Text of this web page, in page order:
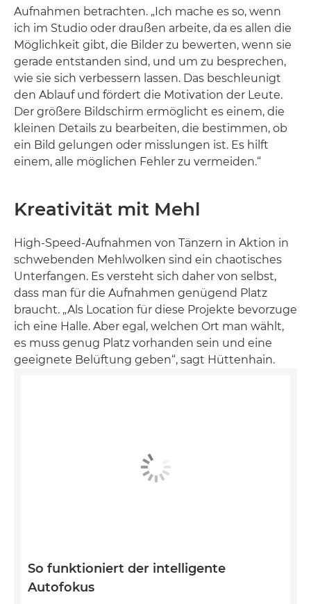
Aufnahmen betrachten. „Ich mache es so, wenn
ich im Studio oder draußen arbeite, da es allen die
Möglichkeit gibt, die Bilder zu bewerten, wenn sie
gerade entstanden sind, und um zu besprechen,
wie sie sich verbessern lassen. Das beschleunigt
den Ablauf und fördert die Motivation der Leute.
Der größere Bildschirm ermöglicht es einem, die
kleinen Details zu bearbeiten, die bestimmen, ob
ein Bild gelungen oder misslungen ist. Es hilft
einem, alle möglichen Fehler zu vermeiden.“
Kreativität mit Mehl
High-Speed-Aufnahmen von Tänzern in Aktion in
schwebenden Mehlwolken sind ein chaotisches
Unterfangen. Es versteht sich daher von selbst,
dass man für die Aufnahmen genügend Platz
braucht. „Als Location für diese Projekte bevorzuge
ich eine Halle. Aber egal, welchen Ort man wählt,
es muss genug Platz vorhanden sein und eine
geeignete Belüftung geben“, sagt Hüttenhain.
So funktioniert der intelligente
Autofokus